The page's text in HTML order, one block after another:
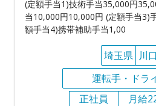
(定額手当1)技術手当35,000円
当10,000円10,000円 (定額手当3)
額手当4)携帯補助手当1,00
埼玉県 川
運転手・ドラ
正社員
月給